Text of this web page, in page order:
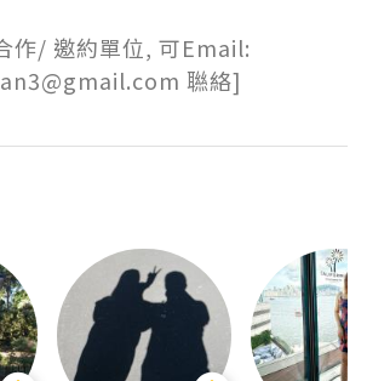
作/ 邀約單位, 可Email:
聮絡]